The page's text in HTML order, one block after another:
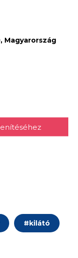
Magyarország
#kilátó